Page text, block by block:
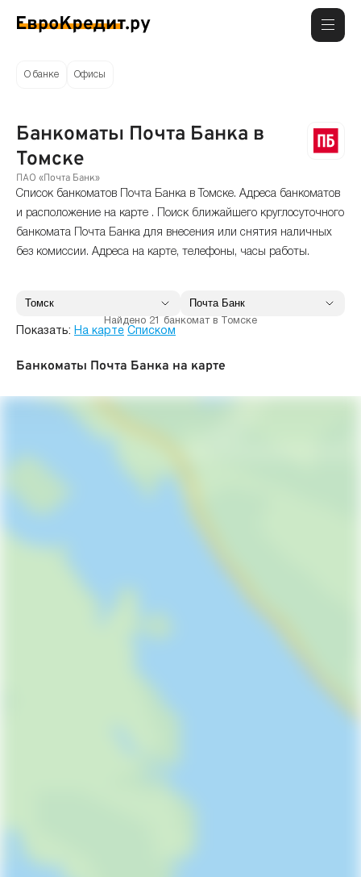
О банке Офисы
Банкоматы Почта Банка в
Томске
ПАО «Почта Банк»
Список банкоматов Почта Банка в Томске. Адреса банкоматов
и расположение на карте . Поиск ближайшего круглосуточного
банкомата Почта Банка для внесения или снятия наличных
без комиссии. Адреса на карте, телефоны, часы работы.
Найдено 21 банкомат в Томске
Показать: На карте Списком
Банкоматы Почта Банка на карте